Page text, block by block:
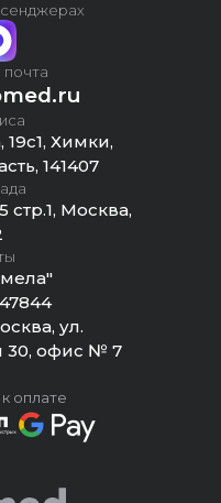
Химки,
141407
стр.1, Москва,
ул.
30, офис № 7
оплате